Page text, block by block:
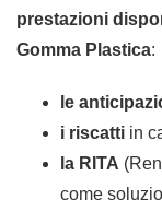
prestazioni
Gomma Plastica:
le
i riscatti in
la RITA
come